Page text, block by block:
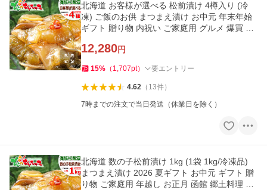
北海道 お客様が選べる 松前漬け 4樽入り (冷
凍) ご飯のお供 まつまえ漬け お中元 年末年始
ギフト 贈り物 内祝い ご家庭用 グルメ 爆買 お
12,280円
15% （ 1,707pt） 要エントリー
4.62（ 13件）
7時までの注文で当日発送（休業日を除く）
北海道 数の子松前漬け 1kg (1袋 1kg/冷凍品)
まつまえ漬け 2026 夏ギフト お中元 ギフト 贈
り物 ご家庭用 年越し お正月 函館 郷土料理 グ